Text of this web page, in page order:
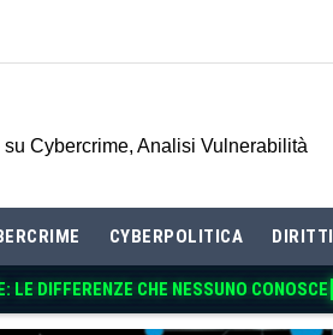
Cybercrime, Analisi Vulnerabilità
CYBERPOLITICA DIRITTI
LE